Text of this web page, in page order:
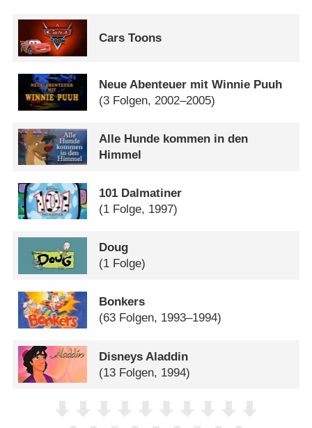
Cars Toons
Neue Abenteuer mit Winnie Puuh
(3 Folgen, 2002–2005)
Alle Hunde kommen in den
Himmel
101 Dalmatiner
(1 Folge, 1997)
Doug
(1 Folge)
Bonkers
(63 Folgen, 1993–1994)
Disneys Aladdin
(13 Folgen, 1994)